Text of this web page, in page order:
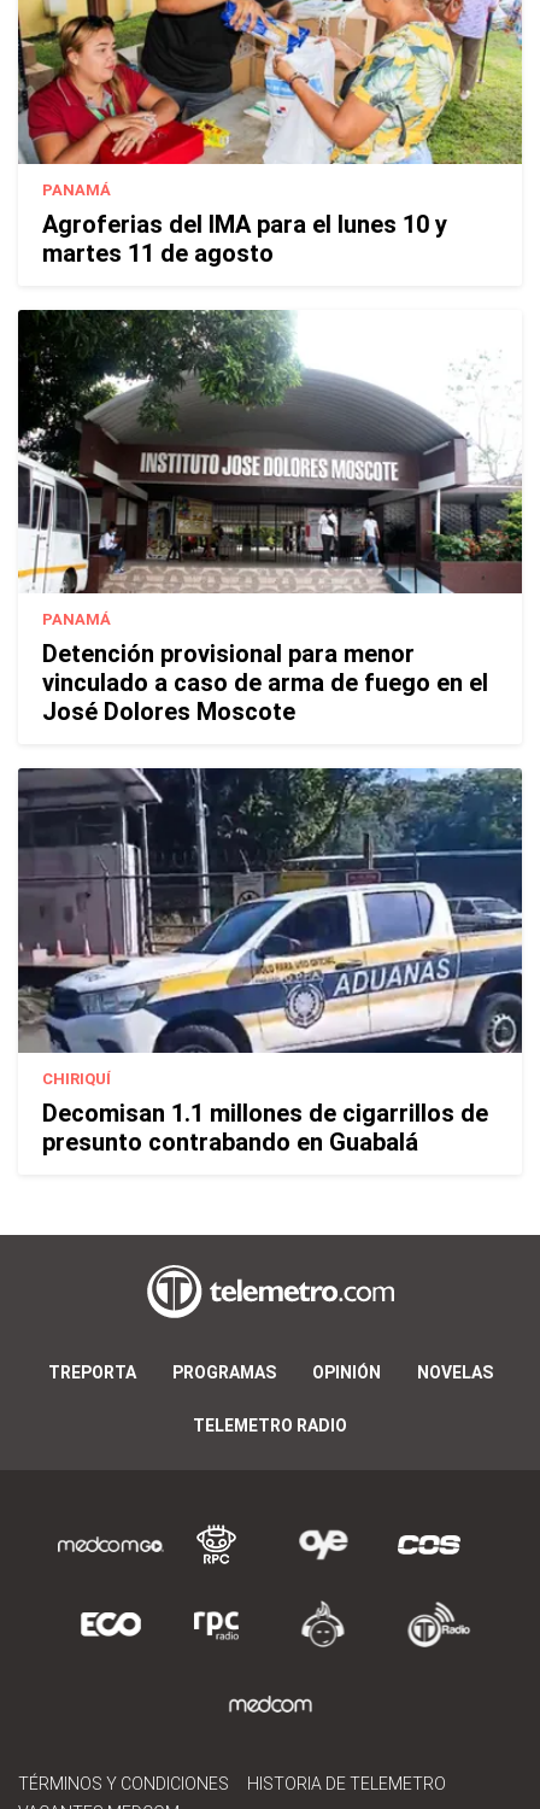
PANAMÁ
Agroferias del IMA para el lunes 10 y
martes 11 de agosto
PANAMÁ
Detención provisional para menor
vinculado a caso de arma de fuego en el
José Dolores Moscote
CHIRIQUÍ
Decomisan 1.1 millones de cigarrillos de
presunto contrabando en Guabalá
TREPORTA PROGRAMAS OPINIÓN NOVELAS
TELEMETRO RADIO
TÉRMINOS Y CONDICIONES
HISTORIA DE TELEMETRO